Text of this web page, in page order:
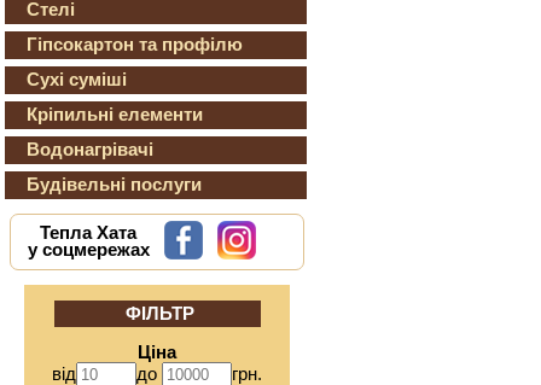
Стелі
Гіпсокартон та профілю
Сухі суміші
Кріпильні елементи
Водонагрівачі
Будівельні послуги
Тепла Хата
у соцмережах
ФІЛЬТР
Ціна
від
до грн.